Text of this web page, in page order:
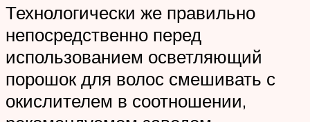
Технологически же правильно
непосредственно перед
использованием осветляющий
порошок для волос смешивать с
окислителем в соотношении,